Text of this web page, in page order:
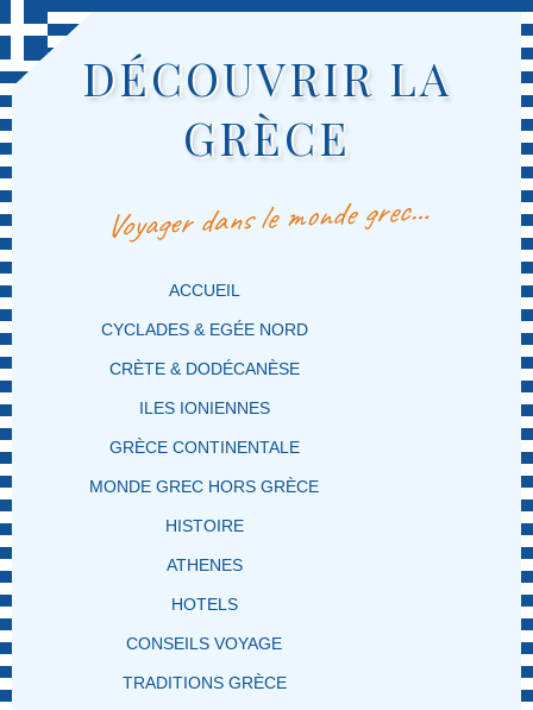
DÉCOUVRIR LA
GRÈCE
Voyager dans le monde grec…
MENU PRINCIPAL
MASQUER LA NAVIGATION PRINCIPALE
MASQUER LA NAVIGATION SECONDAIRE
ACCUEIL
CYCLADES & EGÉE NORD
CRÈTE & DODÉCANÈSE
ILES IONIENNES
GRÈCE CONTINENTALE
MONDE GREC HORS GRÈCE
HISTOIRE
ATHENES
HOTELS
CONSEILS VOYAGE
TRADITIONS GRÈCE